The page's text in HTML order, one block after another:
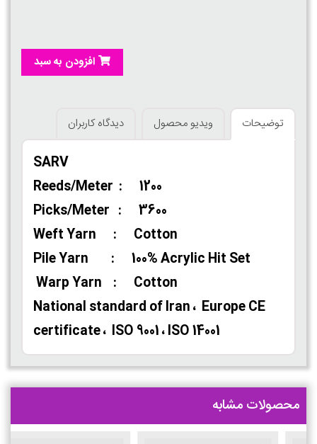
افزودن به سبد
توضیحات ویدیو محصول دیدگاه کاربران
SARV
Reeds/Meter : 1200
Picks/Meter : 3600
Weft Yarn : Cotton
Pile Yarn : 100% Acrylic Hit Set
Warp Yarn : Cotton
National standard of Iran ، Europe CE
certificate ، ISO 9001 ، ISO 14001
محصولات مشابه